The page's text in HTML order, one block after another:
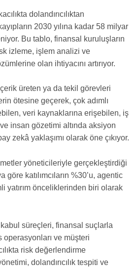
dolandırıcılıktan
2030 yılına kadar 58 milyar
Bu tablo, finansal kuruluşların
izleme, işlem analizi ve
olan ihtiyacını artırıyor.
üreten ya da tekil görevleri
ötesine geçerek, çok adımlı
veri kaynaklarına erişebilen, iş
insan gözetimi altında aksiyon
zekâ yaklaşımı olarak öne çıkıyor.
yöneticileriyle gerçekleştirdiği
göre katılımcıların %30’u, agentic
yatırım önceliklerinden biri olarak
kabul süreçleri, finansal suçlarla
ve müşteri
risk değerlendirme
dolandırıcılık tespiti ve